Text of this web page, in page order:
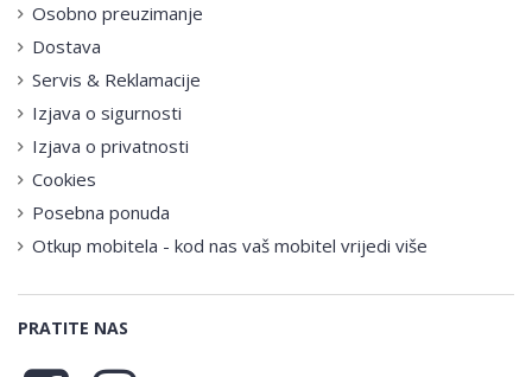
Osobno preuzimanje
Dostava
Servis & Reklamacije
Izjava o sigurnosti
Izjava o privatnosti
Cookies
Posebna ponuda
Otkup mobitela - kod nas vaš mobitel vrijedi više
PRATITE NAS